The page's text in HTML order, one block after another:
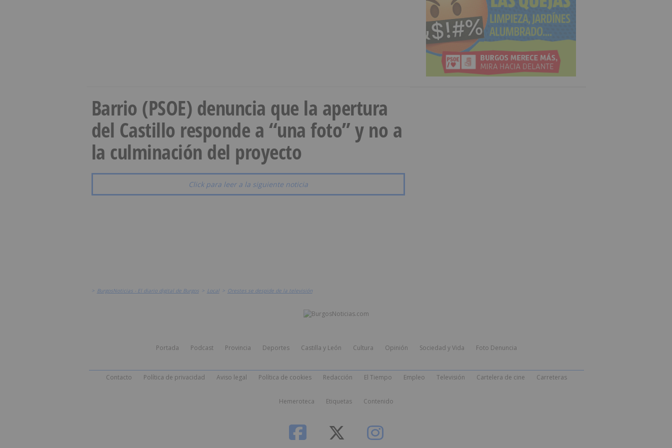
Barrio (PSOE) denuncia que la apertura
del Castillo responde a “una foto” y no a
la culminación del proyecto
Click para leer a la siguiente noticia
> BurgosNoticias - El diario digital de Burgos > Local > Orestes se despide de la televisión
Portada Podcast Provincia Deportes Castilla y León Cultura Opinión Sociedad y Vida Foto Denuncia
Contacto Política de privacidad Aviso legal Política de cookies Redacción El Tiempo Empleo Televisión Cartelera de cine Carreteras
Hemeroteca Etiquetas Contenido